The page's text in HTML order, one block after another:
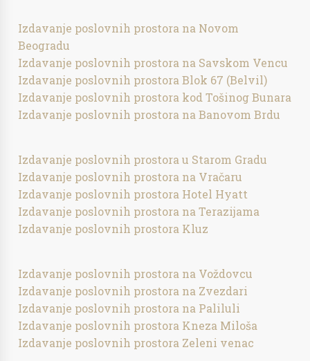
Izdavanje poslovnih prostora na Novom
Beogradu
Izdavanje poslovnih prostora na Savskom Vencu
Izdavanje poslovnih prostora Blok 67 (Belvil)
Izdavanje poslovnih prostora kod Tošinog Bunara
Izdavanje poslovnih prostora na Banovom Brdu
Izdavanje poslovnih prostora u Starom Gradu
Izdavanje poslovnih prostora na Vračaru
Izdavanje poslovnih prostora Hotel Hyatt
Izdavanje poslovnih prostora na Terazijama
Izdavanje poslovnih prostora Kluz
Izdavanje poslovnih prostora na Voždovcu
Izdavanje poslovnih prostora na Zvezdari
Izdavanje poslovnih prostora na Paliluli
Izdavanje poslovnih prostora Kneza Miloša
Izdavanje poslovnih prostora Zeleni venac